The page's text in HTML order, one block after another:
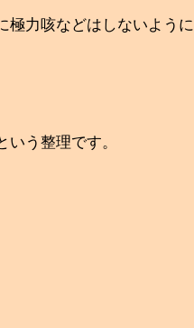
極力咳などはしないように
う整理です。